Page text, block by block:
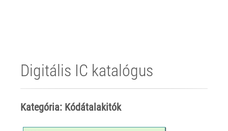
Digitális IC katalógus
Kategória: Kódátalakitók